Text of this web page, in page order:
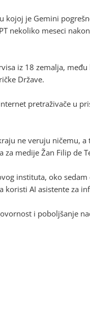
je Gemini
nekoliko meseci
iz 18 zemalja,
Države.
pretraživače u
ne veruju ničemu,
za medije Žan Filip de
instituta, oko
AI asistente za
i poboljšanje